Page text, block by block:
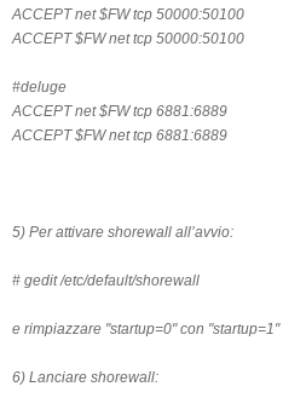
ACCEPT net $FW tcp 50000:50100
ACCEPT $FW net tcp 50000:50100
#deluge
ACCEPT net $FW tcp 6881:6889
ACCEPT $FW net tcp 6881:6889
5) Per attivare shorewall all’avvio:
# gedit /etc/default/shorewall
e rimpiazzare "startup=0" con "startup=1"
6) Lanciare shorewall: